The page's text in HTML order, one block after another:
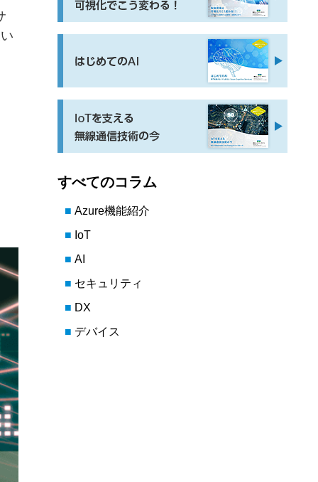
すべてのコラム
Azure機能紹介
IoT
AI
セキュリティ
DX
デバイス